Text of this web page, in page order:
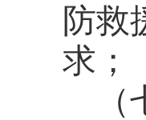
防救
求；